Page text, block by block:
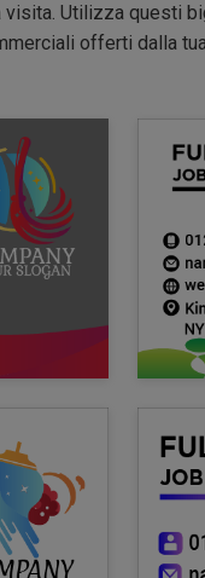
Utilizza questi
offerti dalla